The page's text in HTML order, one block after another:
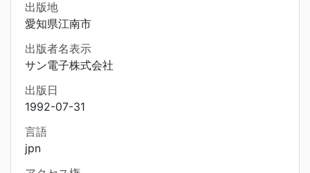
出版地
愛知県江南市
出版者名表示
サン電子株式会社
出版日
1992-07-31
言語
jpn